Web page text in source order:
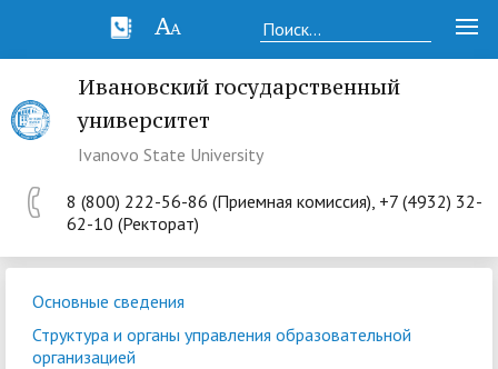
Ивановский государственный
университет
Ivanovo State University
8 (800) 222-56-86 (Приемная комиссия), +7 (4932) 32-
62-10 (Ректорат)
Основные сведения
Структура и органы управления образовательной
организацией